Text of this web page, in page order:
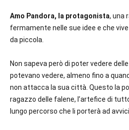
Amo Pandora, la protagonista, una
fermamente nelle sue idee e che
da piccola.
Non sapeva però di poter vedere
potevano vedere, almeno fino a
non attacca la sua città. Questo la
ragazzo delle falene, l’artefice di
lungo percorso che li porterà ad